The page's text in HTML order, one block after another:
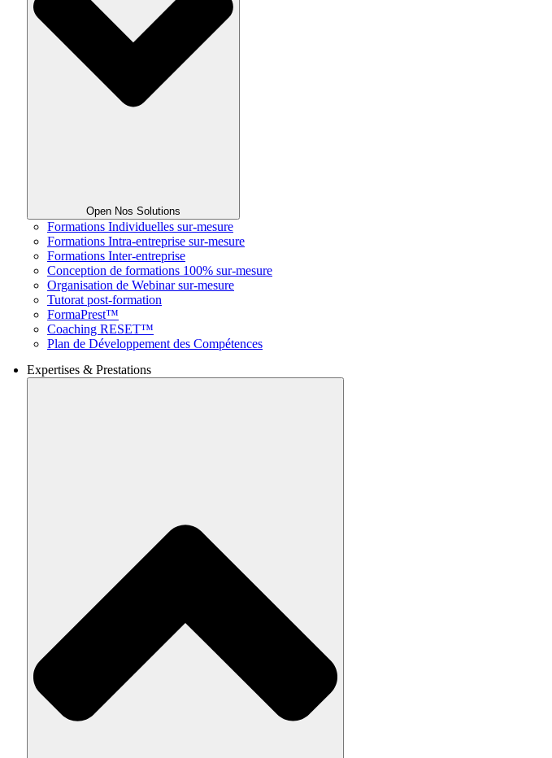
Open Nos Solutions
Formations Individuelles sur-mesure
Formations Intra-entreprise sur-mesure
Formations Inter-entreprise
Conception de formations 100% sur-mesure
Organisation de Webinar sur-mesure
Tutorat post-formation
FormaPrest™
Coaching RESET™
Plan de Développement des Compétences
Expertises & Prestations